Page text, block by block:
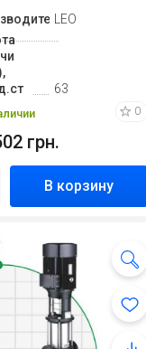
LEO
63
0
грн.
В корзину